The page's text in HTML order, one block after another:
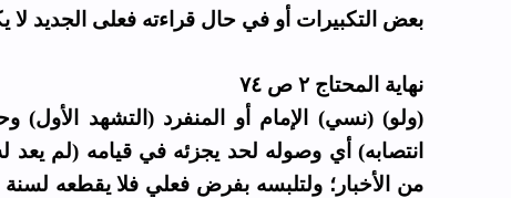
بعض التكبيرات أو في حال قراءته فعلى الجديد لا
نهاية المحتاج ٢ ص ٧٤
(ولو) (نسي) الإمام أو المنفرد (التشهد الأول)
انتصابه) أي وصوله لحد يجزئه في قيامه (لم يعد
من الأخبار؛ ولتلبسه بفرض فعلي فلا يقطعه لسنة